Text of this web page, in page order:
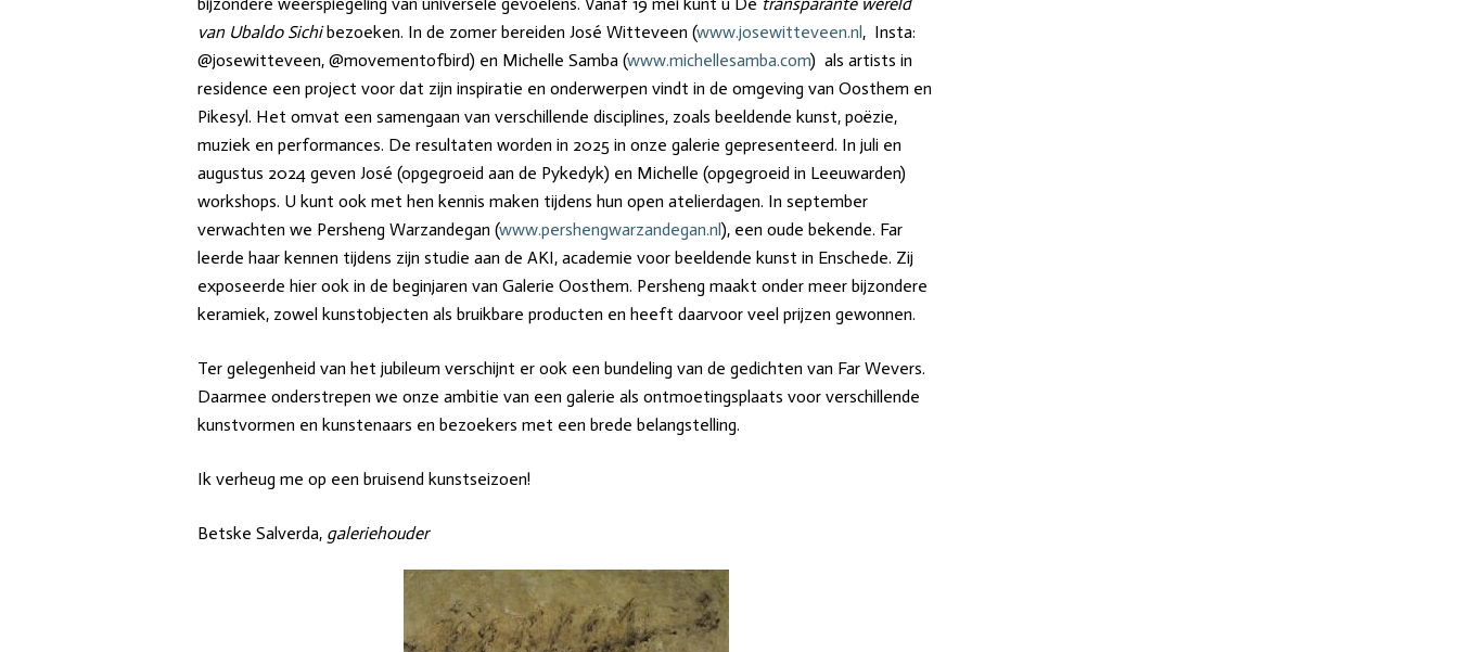
van Ubaldo Sichibezoeken. In de zomer bereiden José Witteveen (www.josewitteveen.nl, Insta:
@josewitteveen, @movementofbird) en Michelle Samba (www.michellesamba.com) als artists in
residence een project voor dat zijn inspiratie en onderwerpen vindt in de omgeving van Oosthem en
Pikesyl. Het omvat een samengaan van verschillende disciplines, zoals beeldende kunst, poëzie,
muziek en performances. De resultaten worden in 2025 in onze galerie gepresenteerd. In juli en
augustus 2024 geven José (opgegroeid aan de Pykedyk) en Michelle (opgegroeid in Leeuwarden)
workshops. U kunt ook met hen kennis maken tijdens hun open atelierdagen. In september
verwachten we Persheng Warzandegan (www.pershengwarzandegan.nl), een oude bekende. Far
leerde haar kennen tijdens zijn studie aan de AKI, academie voor beeldende kunst in Enschede. Zij
exposeerde hier ook in de beginjaren van Galerie Oosthem. Persheng maakt onder meer bijzondere
keramiek, zowel kunstobjecten als bruikbare producten en heeft daarvoor veel prijzen gewonnen.
Ter gelegenheid van het jubileum verschijnt er ook een bundeling van de gedichten van Far Wevers.
Daarmee onderstrepen we onze ambitie van een galerie als ontmoetingsplaats voor verschillende
kunstvormen en kunstenaars en bezoekers met een brede belangstelling.
Ik verheug me op een bruisend kunstseizoen!
Betske Salverda, galeriehouder